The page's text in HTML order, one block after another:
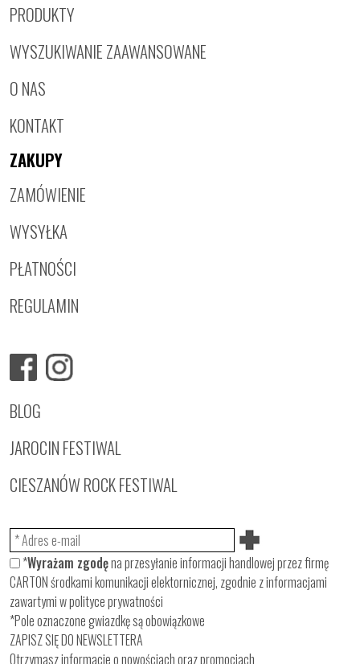
PRODUKTY
WYSZUKIWANIE ZAAWANSOWANE
O NAS
KONTAKT
ZAKUPY
ZAMÓWIENIE
WYSYŁKA
PŁATNOŚCI
REGULAMIN
BLOG
JAROCIN FESTIWAL
CIESZANÓW ROCK FESTIWAL
*Wyrażam zgodęna przesyłanie informacji handlowej przez firmę
CARTON środkami komunikacji elektornicznej, zgodnie z informacjami
zawartymi wpolityce prywatności
*Pole oznaczone gwiazdkę są obowiązkowe
ZAPISZ SIĘ DO NEWSLETTERA
Otrzymasz informacje o nowościach oraz promocjach